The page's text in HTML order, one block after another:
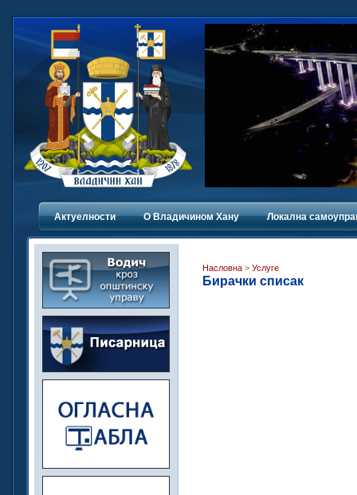
Актуелности О Владичинoм Хану Локална
Насловна > Услуге
Бирачки списак